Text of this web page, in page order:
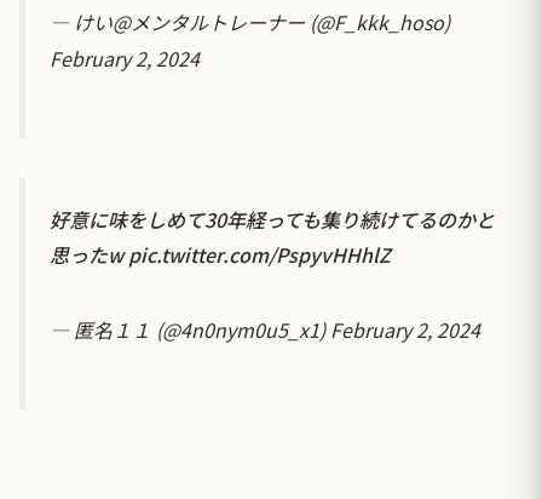
— けい@メンタルトレーナー (@F_kkk_hoso)
February 2, 2024
好意に味をしめて30年経っても集り続けてるのかと
思ったwpic.twitter.com/PspyvHHhlZ
— 匿名１１ (@4n0nym0u5_x1)February 2, 2024